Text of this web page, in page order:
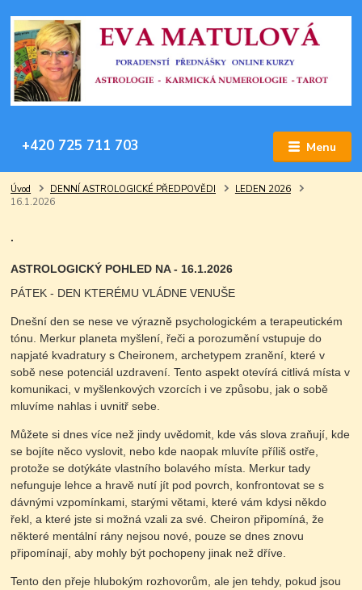
Menu
+420 725 711 703
Úvod DENNÍ ASTROLOGICKÉ PŘEDPOVĚDI
LEDEN 2026
16.1.2026
.
ASTROLOGICKÝ POHLED NA - 16.1.2026
PÁTEK - DEN KTERÉMU VLÁDNE VENUŠE
Dnešní den se nese ve výrazně psychologickém a terapeutickém
tónu. Merkur planeta myšlení, řeči a porozumění vstupuje do
napjaté kvadratury s Cheironem, archetypem zranění, které v
sobě nese potenciál uzdravení. Tento aspekt otevírá citlivá místa v
komunikaci, v myšlenkových vzorcích i ve způsobu, jak o sobě
mluvíme nahlas i uvnitř sebe.
Můžete si dnes více než jindy uvědomit, kde vás slova zraňují, kde
se bojíte něco vyslovit, nebo kde naopak mluvíte příliš ostře,
protože se dotýkáte vlastního bolavého místa. Merkur tady
nefunguje lehce a hravě nutí jít pod povrch, konfrontovat se s
dávnými vzpomínkami, starými větami, které vám kdysi někdo
řekl, a které jste si možná vzali za své. Cheiron připomíná, že
některé mentální rány nejsou nové, pouze se dnes znovu
připomínají, aby mohly být pochopeny jinak než dříve.
Tento den přeje hlubokým rozhovorům, ale jen tehdy, pokud jsou